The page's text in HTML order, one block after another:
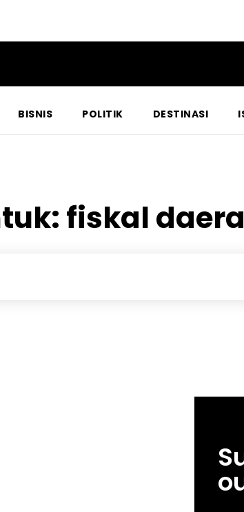
BISNIS POLITIK DESTINASI
fiskal